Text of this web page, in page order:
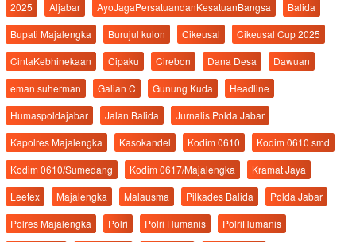
2025 Aljabar AyoJagaPersatuandanKesatuanBangsa
Balida
Bupati Majalengka
Burujul kulon Cikeusal
Cikeusal Cup 2025
CintaKebhinekaan
Cipaku Cirebon Dana Desa
Dawuan
eman suherman
Galian C Gunung Kuda
Headline
Humaspoldajabar
Jalan Balida
Jurnalis Polda Jabar
Kapolres Majalengka
Kasokandel Kodim 0610
Kodim 0610 smd
Kodim 0610/Sumedang
Kodim 0617/Majalengka
Kramat Jaya
Leetex
Majalengka Malausma Pilkades Balida
Polda Jabar
Polres Majalengka
Polri Polri Humanis
PolriHumanis